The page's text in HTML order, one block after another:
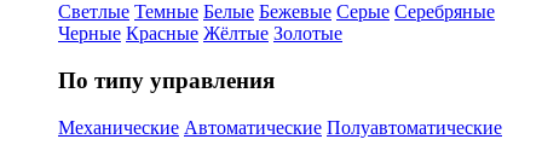
Светлые Темные Белые Бежевые Серые Серебряные
Черные Красные Жёлтые Золотые
По типу управления
Механические Автоматические Полуавтоматические